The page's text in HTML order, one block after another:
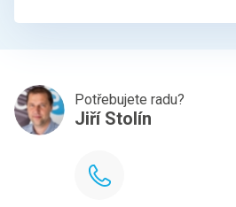
Potřebujete radu?
Jiří Stolín